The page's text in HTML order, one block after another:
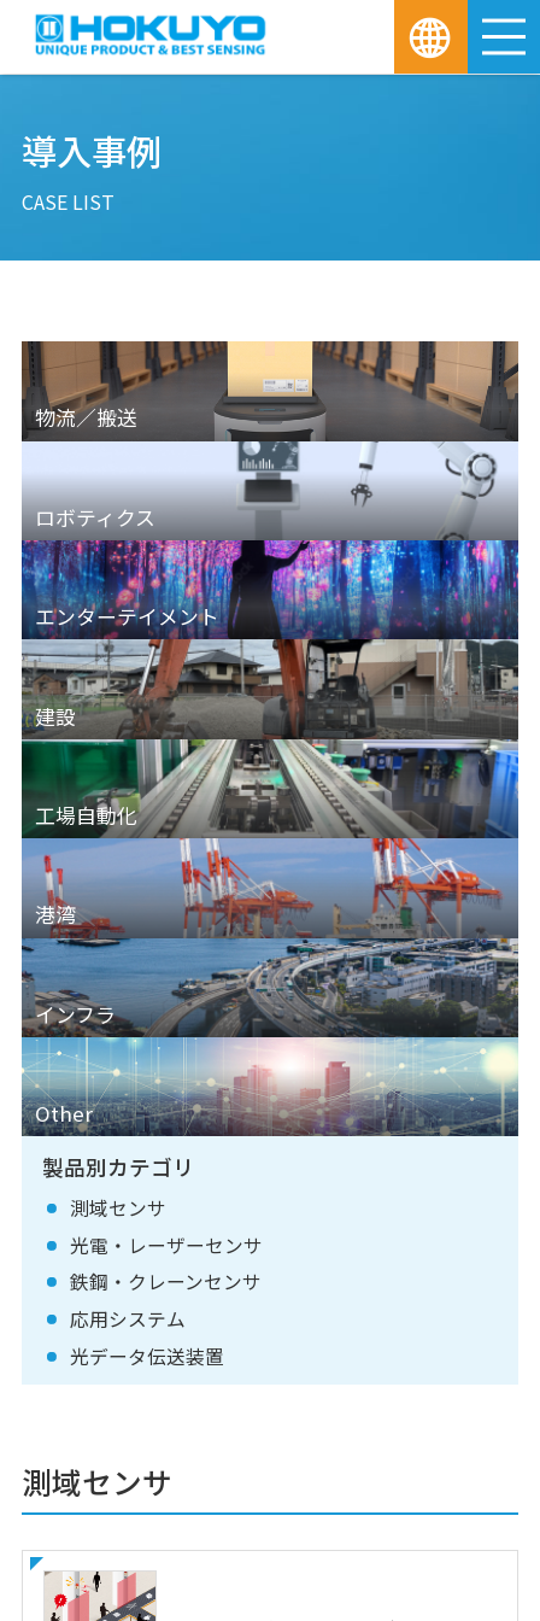
導入事例
CASE LIST
物流／搬送
ロボティクス
エンターテイメント
建設
工場自動化
港湾
インフラ
Other
製品別カテゴリ
測域センサ
光電・レーザーセンサ
鉄鋼・クレーンセンサ
応用システム
光データ伝送装置
測域センサ